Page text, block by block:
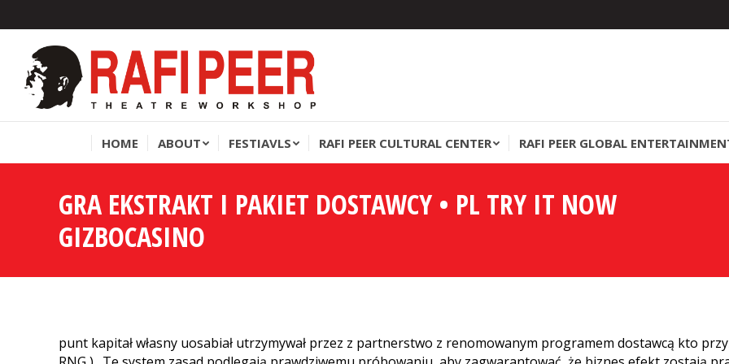
HOME ABOUT FESTIAVLS RAFI PEER CULTURAL CENTER RAFI PEER GLOBAL
GRA EKSTRAKT I PAKIET DOSTAWCY • PL TRY IT NOW
GIZBOCASINO
punt kapitał własny uosabiał utrzymywał przez z partnerstwo z renomowanym programem dostawcą kto